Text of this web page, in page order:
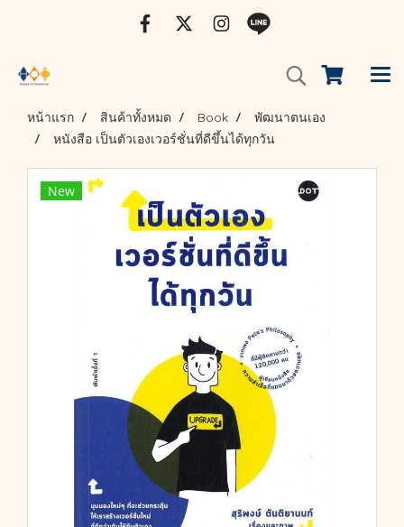
หน้าแรก สินค้าทั้งหมด Book
พัฒนาตนเอง
หนังสือ เป็นตัวเองเวอร์ชั่นที่ดีขึ้นได้ทุกวัน
New